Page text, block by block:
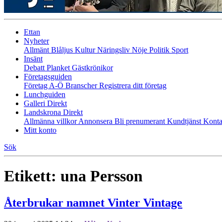
Ettan
Nyheter
Allmänt Blåljus KulturNäringsliv Nöje Politik Sport
Insänt
Debatt Planket Gästkrönikor
Företagsguiden
Företag A-Ö BranscherRegistrera ditt företag
Lunchguiden
Galleri Direkt
Landskrona Direkt
Allmänna villkorAnnonsera Bli prenumerant Kundtjänst
Mitt konto
Sök
Etikett: una Persson
Återbrukar namnet Vinter Vintage